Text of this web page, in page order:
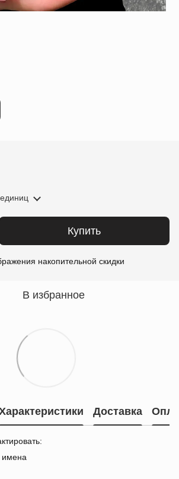
Купить
накопительной скидки
В избранное
Доставка